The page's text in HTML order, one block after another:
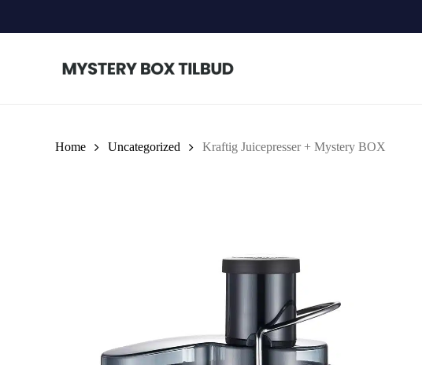
Home Uncategorized Kraftig Juicepresser + Mystery BOX